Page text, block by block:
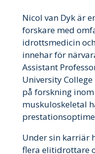
Nicol van Dyk är
forskare med
idrottsmedicin
innehar för
Assistant
University
på forskning
muskuloskeletal
Under sin karriär
flera elitidrottare